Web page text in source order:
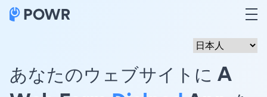
あなたのウェブサイトに A